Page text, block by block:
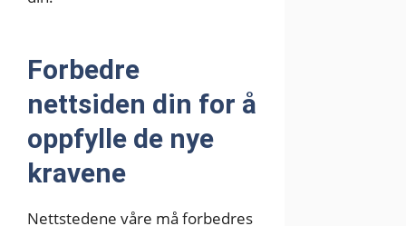
Forbedre
nettsiden din for å
oppfylle de nye
kravene
Nettstedene våre må forbedres